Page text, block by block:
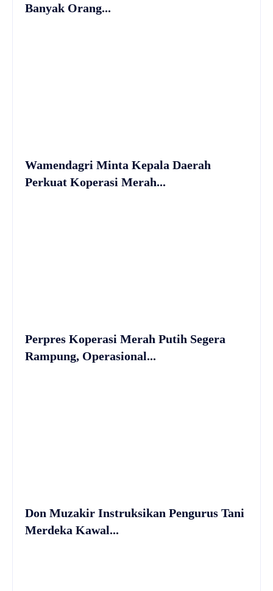
Banyak Orang...
Wamendagri Minta Kepala Daerah
Perkuat Koperasi Merah...
Perpres Koperasi Merah Putih Segera
Rampung, Operasional...
Don Muzakir Instruksikan Pengurus Tani
Merdeka Kawal...